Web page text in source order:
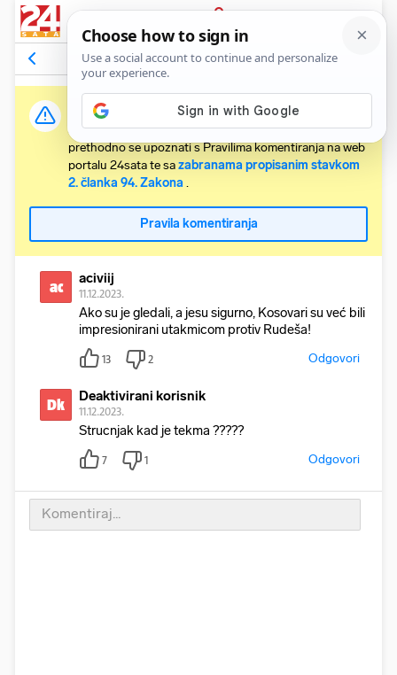
PRIJAVA
Komentari2 Relevantni
Važna obavijest:
Svaki korisnik koji želi komentirati članke obvezan je
prethodno se upoznati s Pravilima komentiranja na web
portalu 24sata te sazabranama propisanim stavkom
2. članka 94. Zakona .
Pravila komentiranja
ac aciviij
11.12.2023.
Ako su je gledali, a jesu sigurno, Kosovari su već bili
impresionirani utakmicom protiv Rudeša!
13 2 Odgovori
Dk Deaktivirani korisnik
11.12.2023.
Strucnjak kad je tekma ?????
7 1 Odgovori